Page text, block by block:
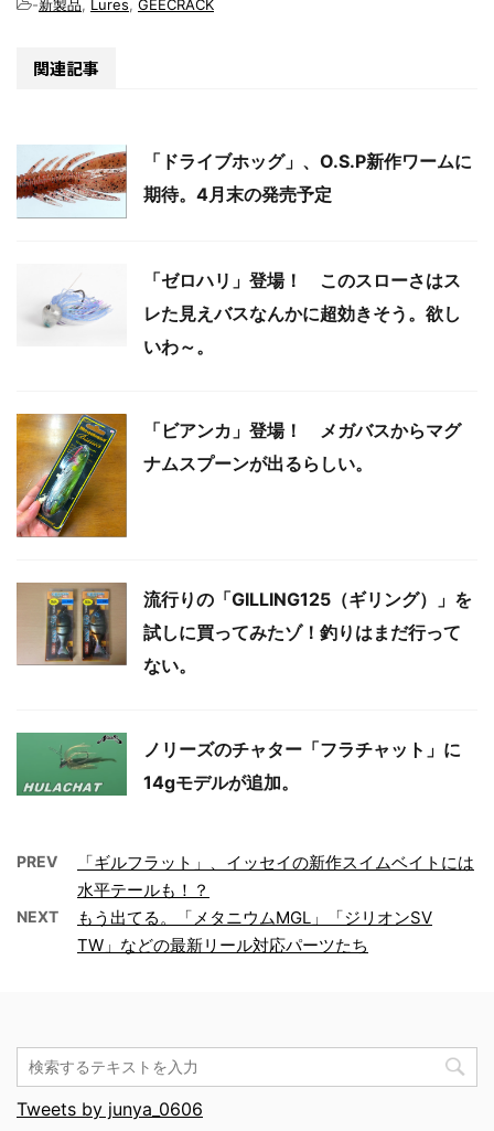
-新製品, Lures, GEECRACK
関連記事
「ドライブホッグ」、O.S.P新作ワームに
期待。4月末の発売予定
「ゼロハリ」登場！ このスローさはス
レた見えバスなんかに超効きそう。欲し
いわ～。
「ビアンカ」登場！ メガバスからマグ
ナムスプーンが出るらしい。
流行りの「GILLING125（ギリング）」を
試しに買ってみたゾ！釣りはまだ行って
ない。
ノリーズのチャター「フラチャット」に
14gモデルが追加。
PREV
「ギルフラット」、イッセイの新作スイムベイトには
水平テールも！？
NEXT
もう出てる。「メタニウムMGL」「ジリオンSV
TW」などの最新リール対応パーツたち
Tweets by junya_0606